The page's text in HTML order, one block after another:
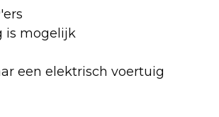
is mogelijk
een elektrisch voertuig